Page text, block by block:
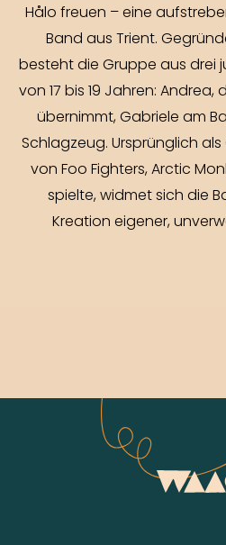
Hålo freuen – eine
Band aus Trient.
besteht die Gruppe aus drei
von 17 bis 19 Jahren:
übernimmt, Gabriele am
Schlagzeug. Ursprünglich
von Foo Fighters, Arctic
spielte, widmet sich die
Kreation eigener,